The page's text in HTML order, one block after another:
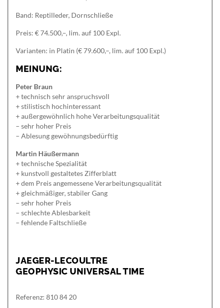
Band: Reptilleder, Dornschließe
Preis: € 74.500,–, lim. auf 100 Expl.
Varianten: in Platin (€ 79.600,–, lim. auf 100 Expl.)
MEINUNG:
Peter Braun
+ technisch sehr anspruchsvoll
+ stilistisch hochinteressant
+ außergewöhnlich hohe Verarbeitungsqualität
– sehr hoher Preis
– Ablesung gewöhnungsbedürftig
Martin Häußermann
+ technische Spezialität
+ kunstvoll gestaltetes Zifferblatt
+ dem Preis angemessene Verarbeitungsqualität
+ gleichmäßiger, stabiler Gang
– sehr hoher Preis
– schlechte Ablesbarkeit
– fehlende Faltschließe
JAEGER-LECOULTRE
GEOPHYSIC UNIVERSAL TIME
Referenz: 810 84 20